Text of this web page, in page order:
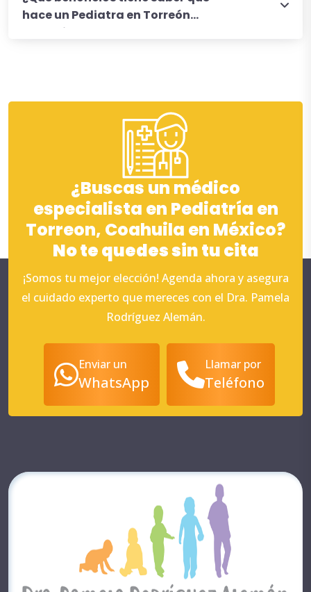
hace un Pediatra en Torreón
Coahuila?
¿Buscas un médico
especialista en Pediatría en
Torreon, Coahuila en México?
No te quedes sin tu cita
¡Somos tu mejor elección! Agenda ahora y asegura
el cuidado experto que mereces con el Dra. Pamela
Rodríguez Alemán.
Enviar un
WhatsApp
Llamar por
Teléfono